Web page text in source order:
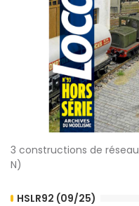
3 constructions de
N)
HSLR92 (09/25)